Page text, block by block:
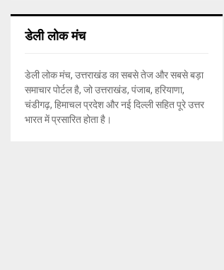
डेली लोक मंच
डेली लोक मंच, उत्तराखंड का सबसे तेज और सबसे बड़ा
समाचार पोर्टल है, जो उत्तराखंड, पंजाब, हरियाणा,
चंडीगढ़, हिमाचल प्रदेश और नई दिल्ली सहित पूरे उत्तर
भारत में प्रसारित होता है।